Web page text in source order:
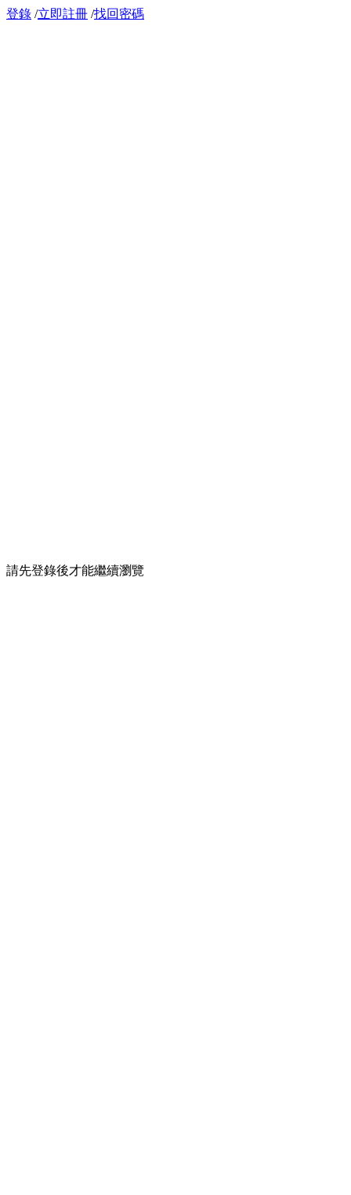
登錄 /立即註冊 /找回密碼
請先登錄後才能繼續瀏覽